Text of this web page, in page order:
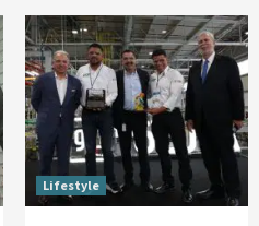
Lifestyle